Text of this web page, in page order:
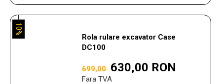
Rola rulare excavator Case
DC100
699,00 630,00 RON
Fara TVA
10%